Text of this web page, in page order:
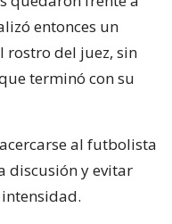
entonces un
rostro del juez, sin
terminó con su
al futbolista
discusión y evitar